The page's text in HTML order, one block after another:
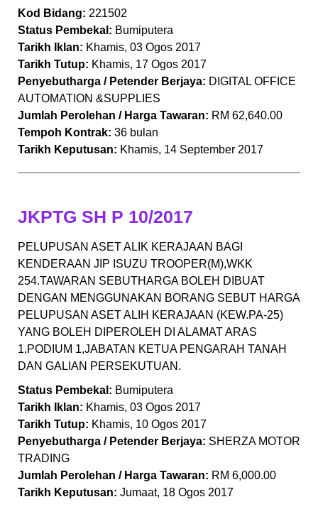
Kod Bidang: 221502
Status Pembekal: Bumiputera
Tarikh Iklan: Khamis, 03 Ogos 2017
Tarikh Tutup: Khamis, 17 Ogos 2017
Penyebutharga / Petender Berjaya: DIGITAL OFFICE
AUTOMATION &SUPPLIES
Jumlah Perolehan / Harga Tawaran: RM 62,640.00
Tempoh Kontrak: 36 bulan
Tarikh Keputusan: Khamis, 14 September 2017
JKPTG SH P 10/2017
PELUPUSAN ASET ALIK KERAJAAN BAGI
KENDERAAN JIP ISUZU TROOPER(M),WKK
254.TAWARAN SEBUTHARGA BOLEH DIBUAT
DENGAN MENGGUNAKAN BORANG SEBUT HARGA
PELUPUSAN ASET ALIH KERAJAAN (KEW.PA-25)
YANG BOLEH DIPEROLEH DI ALAMAT ARAS
1,PODIUM 1,JABATAN KETUA PENGARAH TANAH
DAN GALIAN PERSEKUTUAN.
Status Pembekal: Bumiputera
Tarikh Iklan: Khamis, 03 Ogos 2017
Tarikh Tutup: Khamis, 10 Ogos 2017
Penyebutharga / Petender Berjaya: SHERZA MOTOR
TRADING
Jumlah Perolehan / Harga Tawaran: RM 6,000.00
Tarikh Keputusan: Jumaat, 18 Ogos 2017